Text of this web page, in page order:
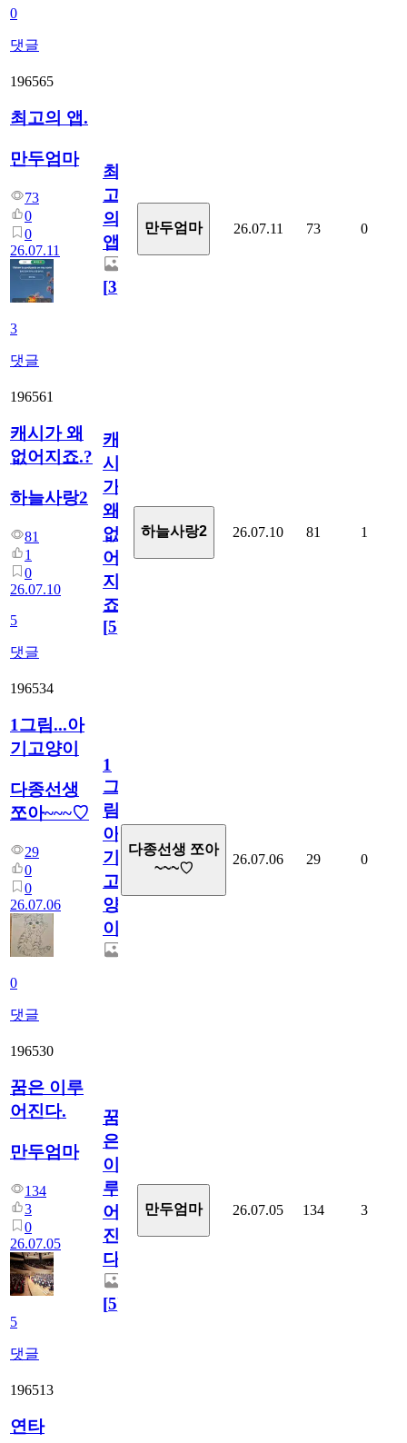
0
댓글
196565
최고의 앱.
만두엄마
73
0
0
26.07.11
3
댓글
최
고
의
앱.
[3]
만두엄마 26.07.11 73 0
196561
캐시가 왜
없어지죠.?
하늘사랑2
81
1
0
26.07.10
5
댓글
캐
시
가
왜
없
어
지
죠.?
[5]
하늘사랑2 26.07.10 81 1
196534
1그림...아
기고양이
다종선생
쪼아~~~♡
29
0
0
26.07.06
0
댓글
1
그
림...
아
기
고
양
이
다종선생 쪼아
~~~♡
26.07.06 29 0
196530
꿈은 이루
어진다.
만두엄마
134
3
0
26.07.05
5
댓글
꿈
은
이
루
어
진
다.
[5]
만두엄마 26.07.05 134 3
196513
연타